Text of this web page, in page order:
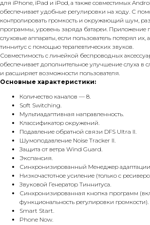
для iPhone, iPad и iPod, а также совместимых
обеспечивает удобные регулировки на ходу. С
контролировать громкость и окружающий шум,
программы, уровень заряда батареи. Приложение
слуховые аппараты, если пользователь потерял их,
тиннитус с помощью терапевтических звуков.
Совместимость с линейкой беспроводных
обеспечивает дополнительное улучшение слуха в
и расширяет возможности пользователя.
Основные характеристики:
Количество каналов — 8.
Soft Switching.
Мультиадаптивная направленность.
Классификатор окружений.
Подавление обратной связи DFS Ultra II.
Шумоподавление Noise Tracker II.
Защита от ветра Wind Guard.
Экспансия.
Синхронизированный Менеджер
Низкочастотное усиление (только с
Звуковой Генератор Тиннитуса.
Синхронизированная кнопка программ
функциональность регулировки громкости).
Smart Start.
Phone Now.